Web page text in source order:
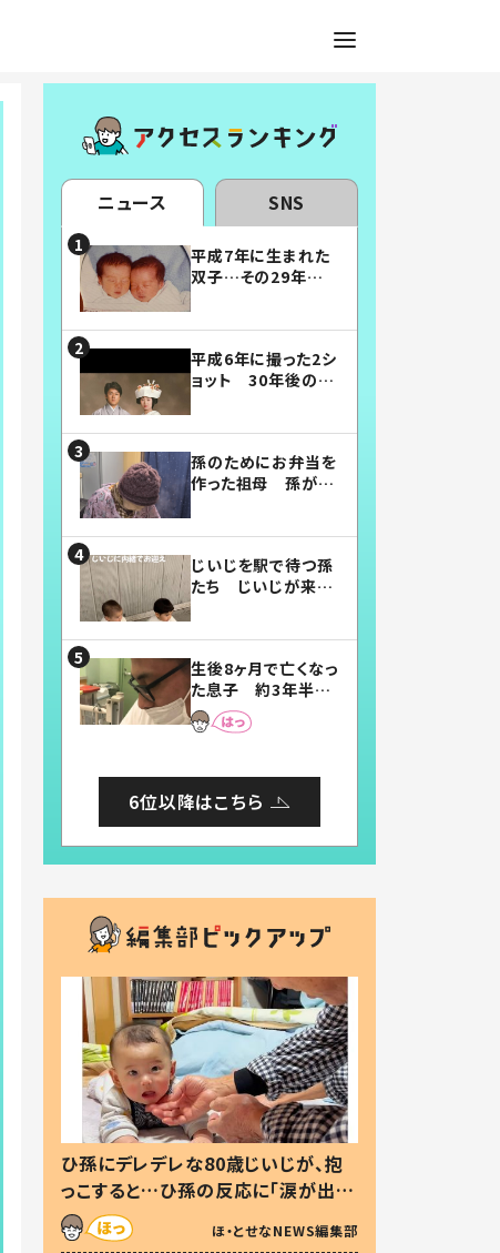
ニュース SNS
平成7年に生まれた
双子…その29年後
平成6年に撮った2シ
ョット 30年後の姿
孫のためにお弁当を
作った祖母 孫が絶
じいじを駅で待つ孫
たち じいじが来た
まらない」「幸せにな
れる」
生後8ヶ月で亡くなっ
た息子 約3年半
後、当時の妻の日記
に書いてあった本音
6位以降はこちら
ひ孫にデレデレな80歳じいじが、抱
っこすると…ひ孫の反応に「涙が出ま
した」「可愛くて仕方ない」
ほ・とせなNEWS編集部